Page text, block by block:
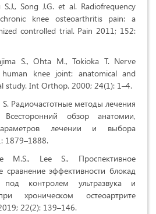
Song J.G. et al. Radiofrequency
knee osteoarthritis pain: a
controlled trial. Pain 2011; 152:
S., Ohta M., Tokioka T. Nerve
knee joint: anatomical and
study. Int Orthop. 2000; 24(1): 1–4.
S. Радиочастотные методы лечения
обзор анатомии,
лечении и выбора
1879–1888.
M.S., Lee S., Проспективное
сравнение эффективности блокад
под контролем ультразвука и
хроническом остеоартрите
22(2): 139–146.